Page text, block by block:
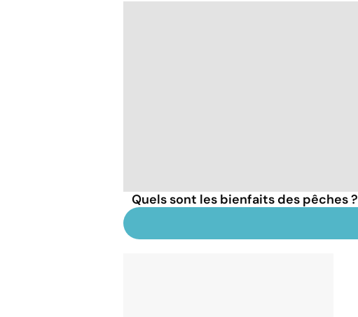
Quels sont les bienfaits des pêches ?